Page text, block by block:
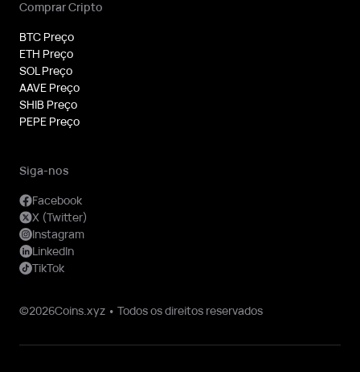
Comprar Cripto
BTC Preço
ETH Preço
SOL Preço
AAVE Preço
SHIB Preço
PEPE Preço
©2026Coins.xyz • Todos os direitos reservados
Siga-nos
Facebook
X (Twitter)
Instagram
LinkedIn
TikTok